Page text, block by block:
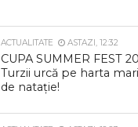
ACTUALITATE ASTAZI, 12:32
CUPA SUMMER FEST
Turzii urcă pe harta
de natație!